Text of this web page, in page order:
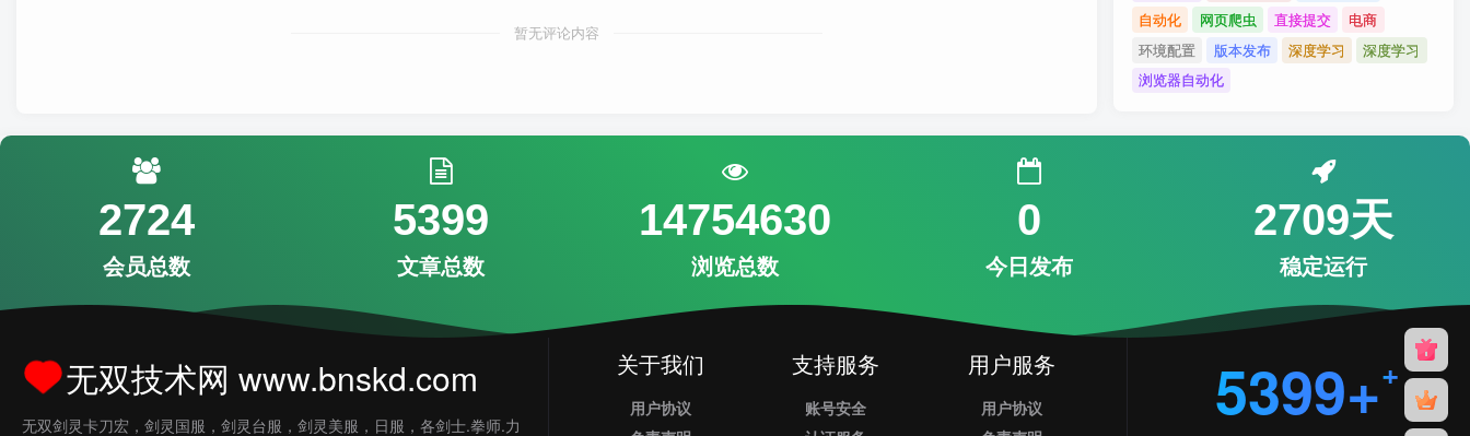
暂无评论内容
自动化
网页爬虫 直接提交
电商
环境配置
版本发布 深度学习
深度学习
浏览器自动化
2724
会员总数
5399
文章总数
14754630
浏览总数
0
今日发布
2709天
稳定运行
无双技术网 www.bnskd.com
无双剑灵卡刀宏，剑灵国服，剑灵台服，剑灵美服，日服，各剑士.拳师.力
关于我们
用户协议
支持服务
账号安全
用户服务
用户协议
5399+